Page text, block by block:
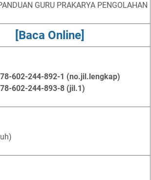
GURU PRAKARYA PENGOLAHAN
[Baca Online]
602-244-892-1 (no.jil.lengkap)
602-244-893-8 (jil.1)